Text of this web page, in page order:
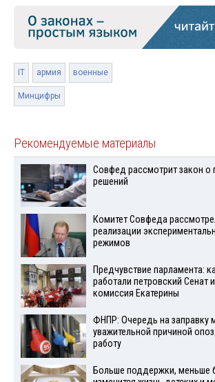
IT армия военные
Минцифры
Рекомендуемые материалы
Совфед рассмотрит закон о
решений
Комитет Совфеда
реализации
режимов
Предчувствие парламента:
работали петровский Сенат
комиссия Екатерины
ФНПР: Очередь на заправку
уважительной причиной
работу
Больше поддержки, меньше